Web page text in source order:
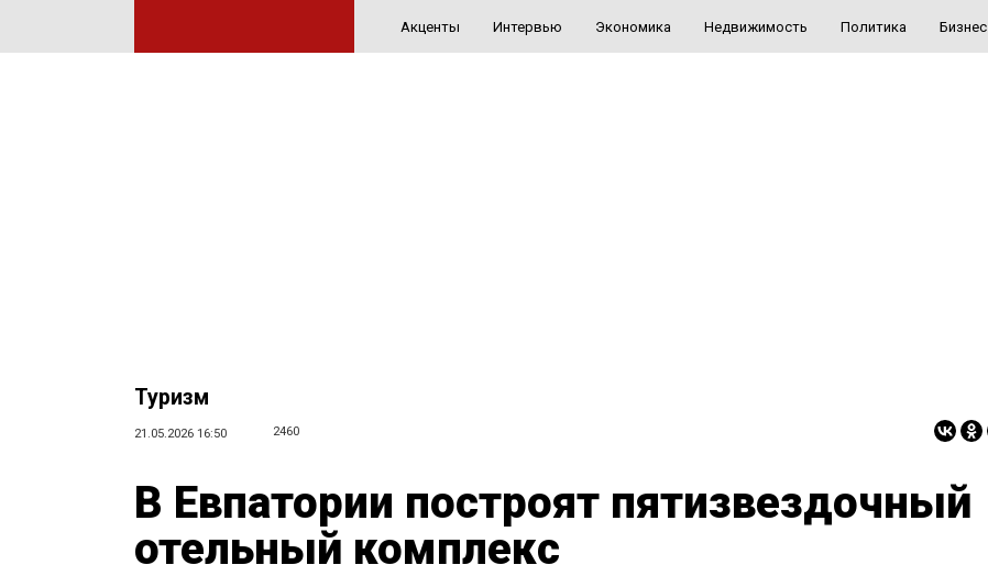
Акценты Интервью Экономика Недвижимость Политика Бизнес
Туризм
21.05.2026 16:50 2460
В Евпатории построят пятизвездочный
отельный комплекс